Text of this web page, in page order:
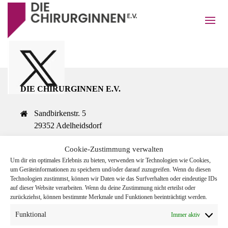
Cookie-Zustimmung verwalten
Um dir ein optimales Erlebnis zu bieten, verwenden wir Technologien wie Cookies,
um Geräteinformationen zu speichern und/oder darauf zuzugreifen. Wenn du diesen
Technologien zustimmst, können wir Daten wie das Surfverhalten oder eindeutige IDs
auf dieser Website verarbeiten. Wenn du deine Zustimmung nicht erteilst oder
zurückziehst, können bestimmte Merkmale und Funktionen beeinträchtigt werden.
Funktional Immer aktiv
DIE CHIRURGINNEN E.V.
Sandbirkenstr. 5
29352 Adelheidsdorf
05141 - 9315705
kontakt@chirurginnen.com